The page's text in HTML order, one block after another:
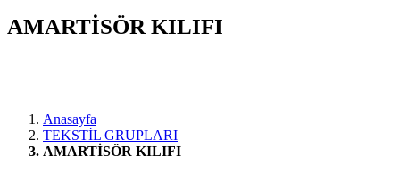
AMARTİSÖR KILIFI
Anasayfa
TEKSTİL GRUPLARI
AMARTİSÖR KILIFI